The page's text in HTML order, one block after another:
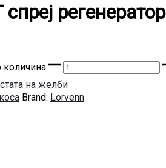
регенератор
количина
на желби
Brand: Lorvenn